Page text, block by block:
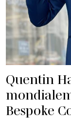
Quentin
Bespoke